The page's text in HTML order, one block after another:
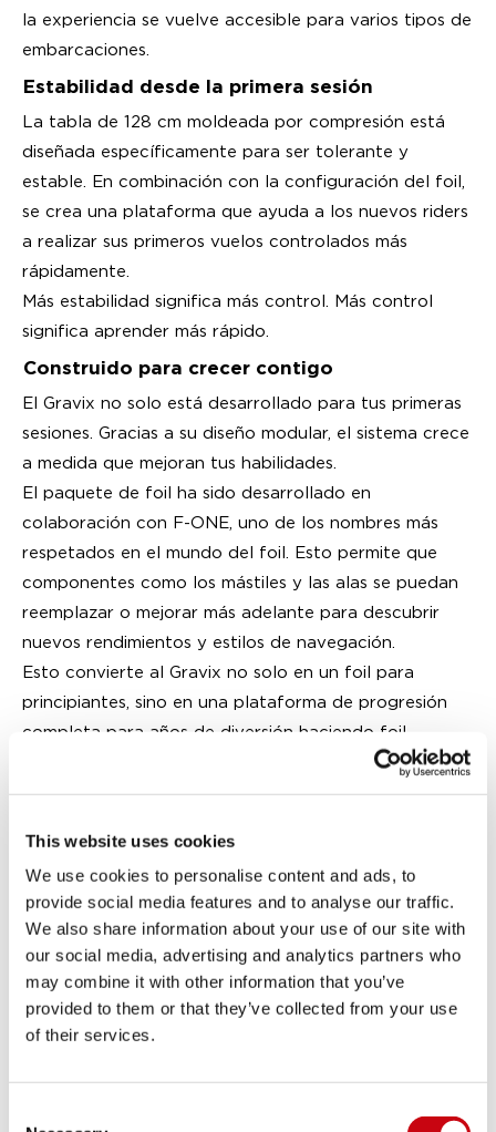
This website uses cookies
We use cookies to personalise content and ads, to
provide social media features and to analyse our traffic.
We also share information about your use of our site with
our social media, advertising and analytics partners who
may combine it with other information that you’ve
provided to them or that they’ve collected from your use
of their services.
la experiencia se vuelve accesible para varios tipos de
embarcaciones.
Estabilidad desde la primera sesión
La tabla de 128 cm moldeada por compresión está
diseñada específicamente para ser tolerante y
estable. En combinación con la configuración del foil,
se crea una plataforma que ayuda a los nuevos riders
a realizar sus primeros vuelos controlados más
rápidamente.
Más estabilidad significa más control. Más control
significa aprender más rápido.
Construido para crecer contigo
El Gravix no solo está desarrollado para tus primeras
sesiones. Gracias a su diseño modular, el sistema crece
a medida que mejoran tus habilidades.
El paquete de foil ha sido desarrollado en
colaboración con F-ONE, uno de los nombres más
respetados en el mundo del foil. Esto permite que
componentes como los mástiles y las alas se puedan
reemplazar o mejorar más adelante para descubrir
nuevos rendimientos y estilos de navegación.
Esto convierte al Gravix no solo en un foil para
principiantes, sino en una plataforma de progresión
completa para años de diversión haciendo foil.
Entregado completo, listo para usar de
inmediato
El Jobe Gravix Wakefoil se entrega como un conjunto
• Tabla de wakefoil Gravix
• Flotador de aprendizaje inflable de 75L
• Inflador / Bomba
• Ala delantera Aerix 1700